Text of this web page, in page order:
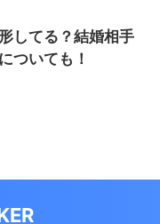
してる？結婚相手
ついても！